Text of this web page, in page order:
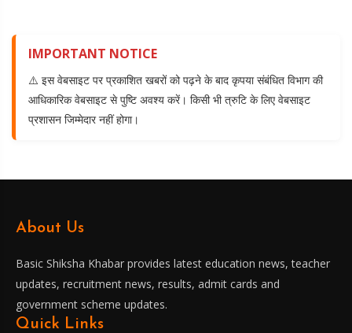
IMPORTANT NOTICE
⚠️ इस वेबसाइट पर प्रकाशित खबरों को पढ़ने के बाद कृपया संबंधित विभाग की
आधिकारिक वेबसाइट से पुष्टि अवश्य करें। किसी भी त्रुटि के लिए वेबसाइट
प्रशासन जिम्मेदार नहीं होगा।
About Us
Basic Shiksha Khabar provides latest education news, teacher
updates, recruitment news, results, admit cards and
government scheme updates.
Quick Links